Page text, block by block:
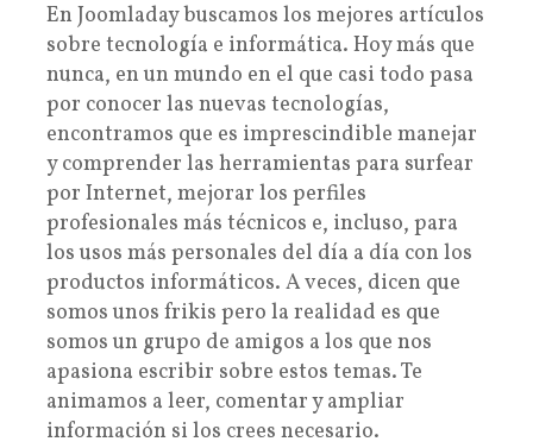
En Joomladay buscamos los mejores artículos
sobre tecnología e informática. Hoy más que
nunca, en un mundo en el que casi todo pasa
por conocer las nuevas tecnologías,
encontramos que es imprescindible manejar
y comprender las herramientas para surfear
por Internet, mejorar los perfiles
profesionales más técnicos e, incluso, para
los usos más personales del día a día con los
productos informáticos. A veces, dicen que
somos unos frikis pero la realidad es que
somos un grupo de amigos a los que nos
apasiona escribir sobre estos temas. Te
animamos a leer, comentar y ampliar
información si los crees necesario.